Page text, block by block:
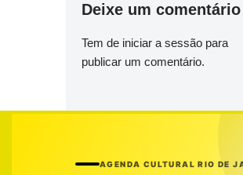
Deixe um comentário
Tem de iniciar a sessão para
publicar um comentário.
AGENDA CULTURAL RIO DE